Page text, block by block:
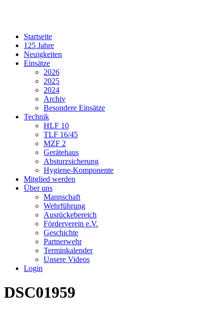
Startseite
125 Jahre
Neuigkeiten
Einsätze
2026
2025
2024
Archiv
Besondere Einsätze
Technik
HLF 10
TLF 16/45
MZF 2
Gerätehaus
Absturzsicherung
Hygiene-Komponente
Mitglied werden
Über uns
Mannschaft
Wehrführung
Ausrückebereich
Förderverein e.V.
Geschichte
Partnerwehr
Terminkalender
Unsere Videos
Login
DSC01959